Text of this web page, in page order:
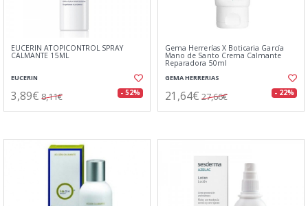
EUCERIN ATOPICONTROL SPRAY
CALMANTE 15ML
EUCERIN
3,89€ 8,11€ - 52%
Gema Herrerías X Boticaria García
Mano de Santo Crema Calmante
Reparadora 50ml
GEMA HERRERIAS
21,64€ 27,66€ - 22%